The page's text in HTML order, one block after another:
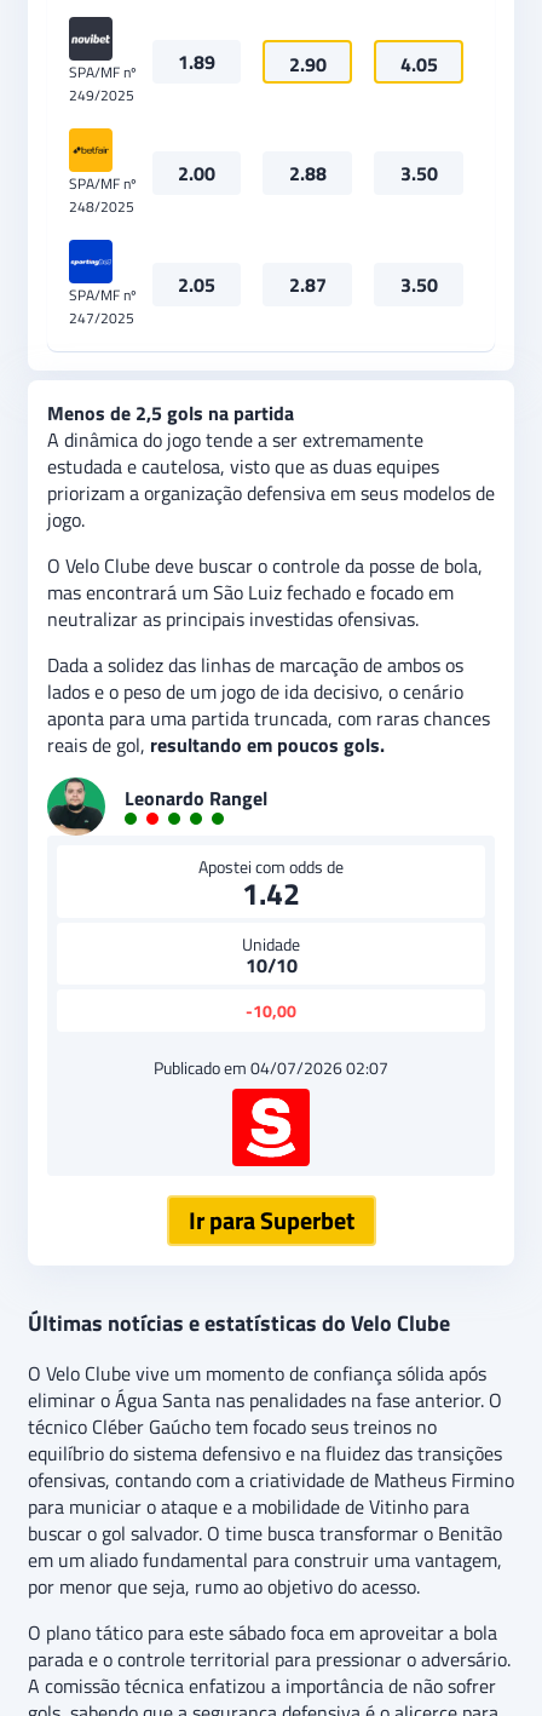
SPA/MF nº
249/2025
1.89 2.90 4.05
SPA/MF nº
248/2025
2.00 2.88 3.50
SPA/MF nº
247/2025
2.05 2.87 3.50
Menos de 2,5 gols na partida
A dinâmica do jogo tende a ser extremamente
estudada e cautelosa, visto que as duas equipes
priorizam a organização defensiva em seus modelos de
jogo.
O Velo Clube deve buscar o controle da posse de bola,
mas encontrará um São Luiz fechado e focado em
neutralizar as principais investidas ofensivas.
Dada a solidez das linhas de marcação de ambos os
lados e o peso de um jogo de ida decisivo, o cenário
aponta para uma partida truncada, com raras chances
reais de gol, resultando em poucos gols.
Leonardo Rangel
Apostei com odds de
1.42
Unidade
10/10
-10,00
Publicado em 04/07/2026 02:07
Ir para Superbet
Últimas notícias e estatísticas do Velo Clube
O Velo Clube vive um momento de confiança sólida após
eliminar o Água Santa nas penalidades na fase anterior. O
técnico Cléber Gaúcho tem focado seus treinos no
equilíbrio do sistema defensivo e na fluidez das transições
ofensivas, contando com a criatividade de Matheus Firmino
para municiar o ataque e a mobilidade de Vitinho para
buscar o gol salvador. O time busca transformar o Benitão
em um aliado fundamental para construir uma vantagem,
por menor que seja, rumo ao objetivo do acesso.
O plano tático para este sábado foca em aproveitar a bola
parada e o controle territorial para pressionar o adversário.
A comissão técnica enfatizou a importância de não sofrer